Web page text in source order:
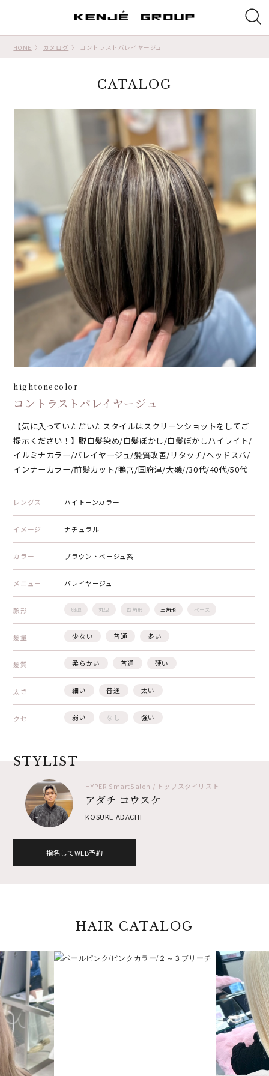
HOME カタログ コントラストバレイヤージュ
CATALOG
hightonecolor
コントラストバレイヤージュ
【気に入っていただいたスタイルはスクリーンショットをしてご
提示ください！】脱白髪染め/白髪ぼかし/白髪ぼかしハイライト/
イルミナカラー/バレイヤージュ/髪質改善/リタッチ/ヘッドスパ/
インナーカラー/前髪カット/鴨宮/国府津/大磯//30代/40代/50代
レングス ハイトーンカラー
イメージ ナチュラル
カラー ブラウン・ベージュ系
メニュー バレイヤージュ
顔形 卵型 丸型 四角形 三角形 ベース
髪量 少ない 普通 多い
髪質 柔らかい 普通 硬い
太さ 細い 普通 太い
クセ 弱い なし 強い
STYLIST
HYPER SmartSalon / トップスタイリスト
アダチ コウスケ
KOSUKE ADACHI
指名してWEB予約
HAIR CATALOG